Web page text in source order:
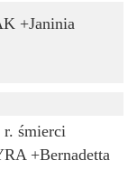
+Janinia
r. śmierci
+Bernadetta